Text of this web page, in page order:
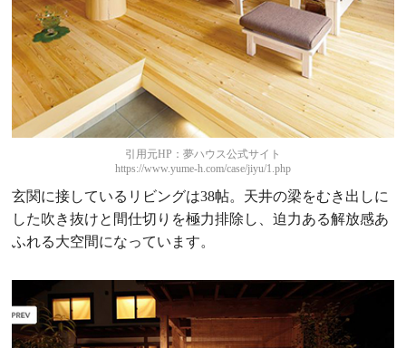
引用元HP：夢ハウス公式サイト
https://www.yume-h.com/case/jiyu/1.php
玄関に接しているリビングは38帖。天井の梁をむき出しに
した吹き抜けと間仕切りを極力排除し、迫力ある解放感あ
ふれる大空間になっています。